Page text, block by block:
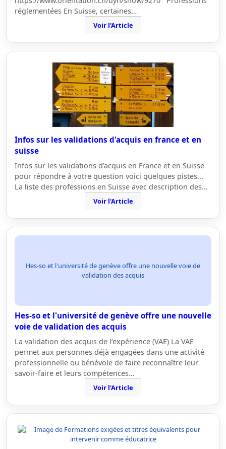
réglementées En Suisse, certaines…
Voir l'Article
Infos sur les validations d'acquis en france et en
suisse
Infos sur les validations d'acquis en France et en Suisse
pour répondre à votre question voici quelques pistes...
La liste des professions en Suisse avec description des…
Voir l'Article
Hes-so et l'université de genève offre une nouvelle voie de
validation des acquis
Hes-so et l'université de genève offre une nouvelle
voie de validation des acquis
La validation des acquis de l’expérience (VAE) La VAE
permet aux personnes déjà engagées dans une activité
professionnelle ou bénévole de faire reconnaître leur
savoir-faire et leurs compétences…
Voir l'Article